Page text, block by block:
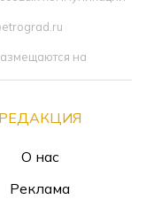
на
РЕДАКЦИЯ
О нас
Реклама